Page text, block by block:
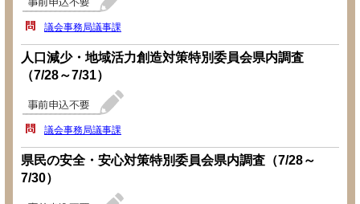
議会事務局議事課
人口減少・地域活力創造対策特別委員会県内調査
（7/28～7/31）
議会事務局議事課
県民の安全・安心対策特別委員会県内調査（7/28～
7/30）